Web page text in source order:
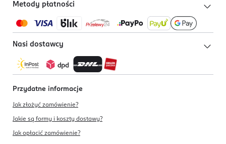
Metody płatności
Nasi dostawcy
Przydatne informacje
Jak złożyć zamówienie?
Jakie są formy i koszty dostawy?
Jak opłacić zamówienie?